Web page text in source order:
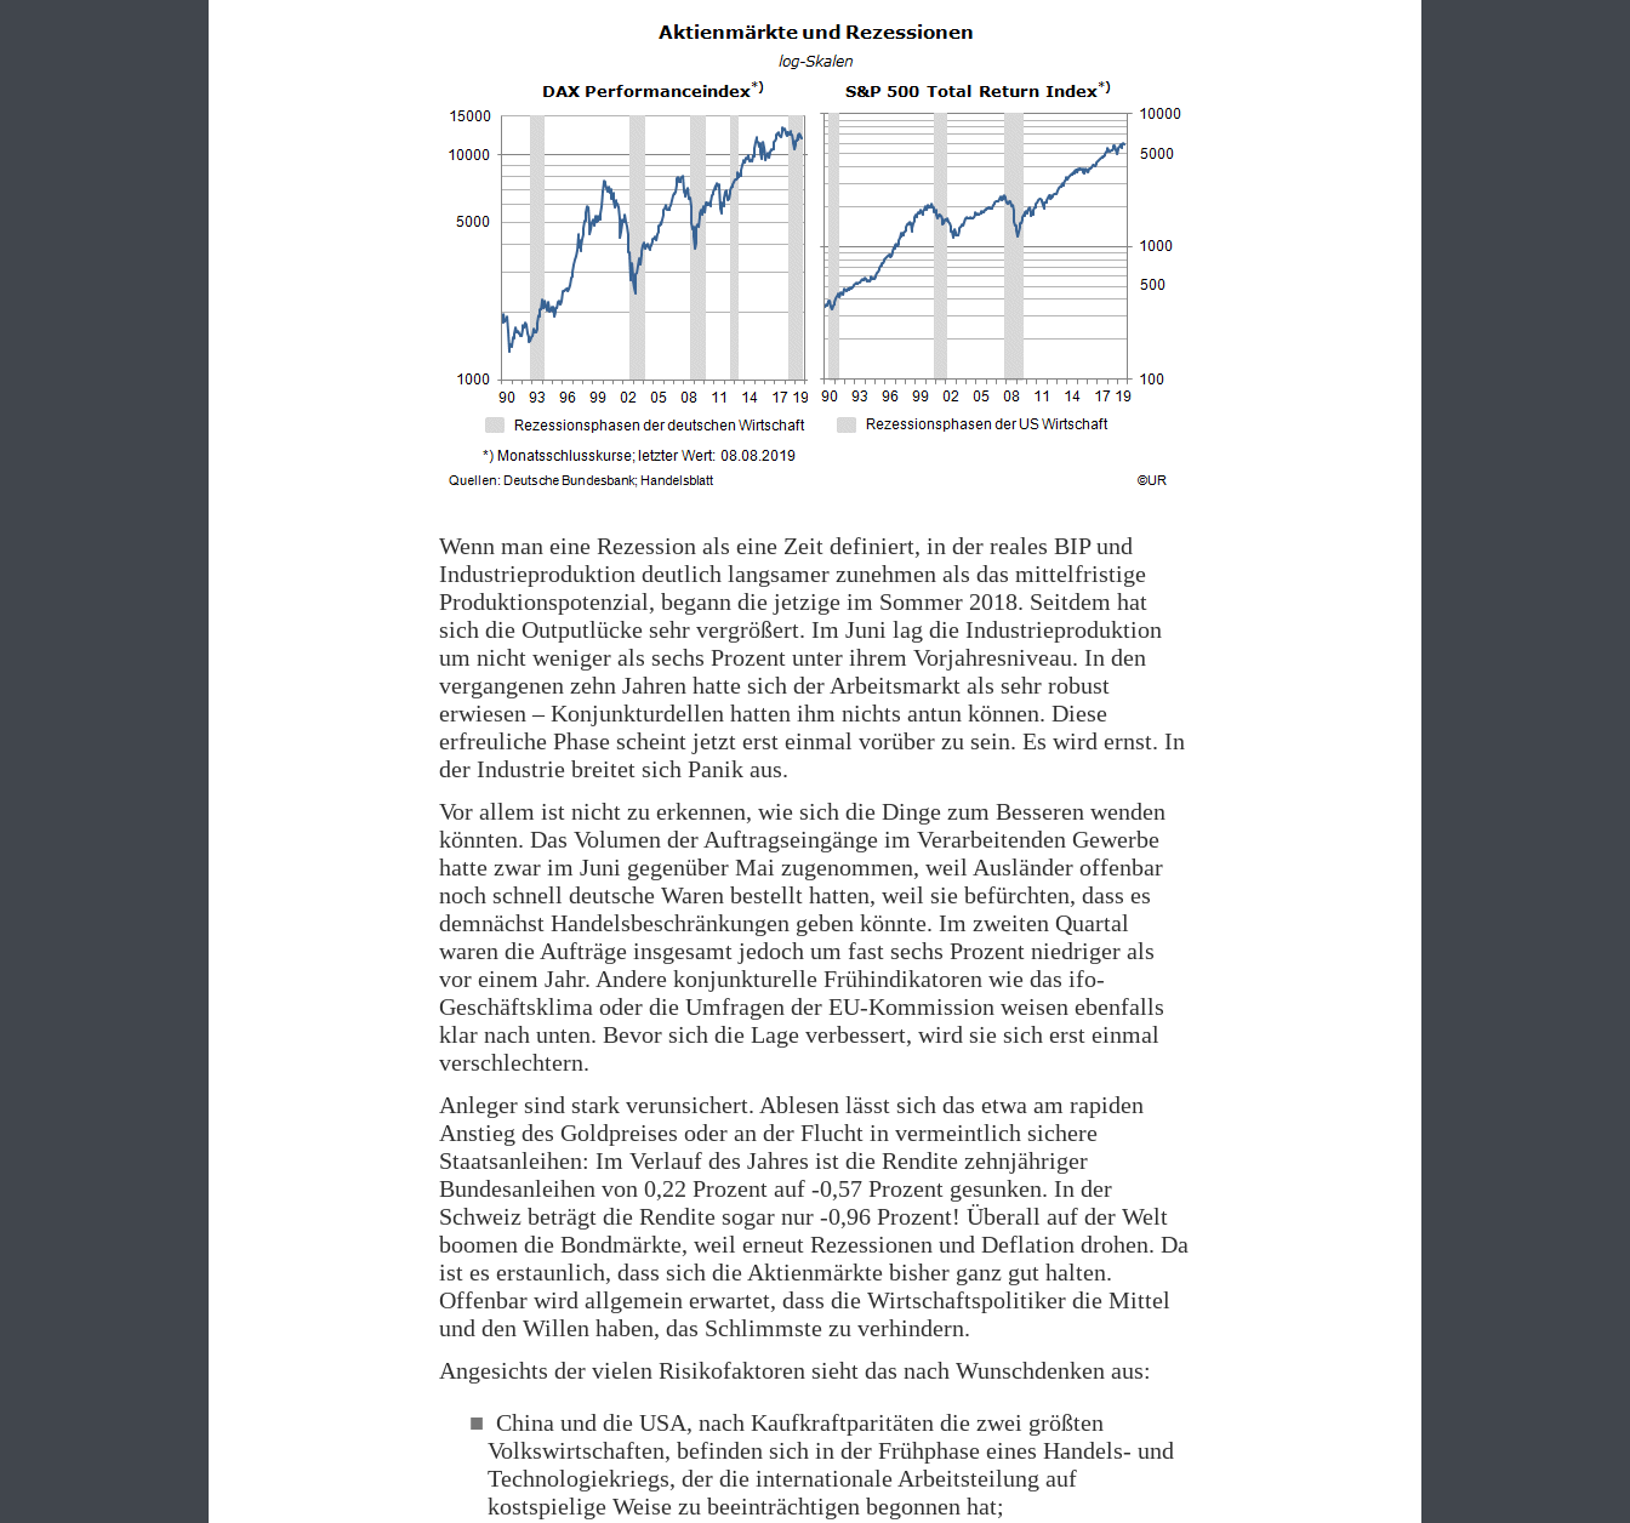
Wenn man eine Rezession als eine Zeit definiert, in der reales BIP und
Industrieproduktion deutlich langsamer zunehmen als das mittelfristige
Produktionspotenzial, begann die jetzige im Sommer 2018. Seitdem hat
sich die Outputlücke sehr vergrößert. Im Juni lag die Industrieproduktion
um nicht weniger als sechs Prozent unter ihrem Vorjahresniveau. In den
vergangenen zehn Jahren hatte sich der Arbeitsmarkt als sehr robust
erwiesen – Konjunkturdellen hatten ihm nichts antun können. Diese
erfreuliche Phase scheint jetzt erst einmal vorüber zu sein. Es wird ernst. In
der Industrie breitet sich Panik aus.
Vor allem ist nicht zu erkennen, wie sich die Dinge zum Besseren wenden
könnten. Das Volumen der Auftragseingänge im Verarbeitenden Gewerbe
hatte zwar im Juni gegenüber Mai zugenommen, weil Ausländer offenbar
noch schnell deutsche Waren bestellt hatten, weil sie befürchten, dass es
demnächst Handelsbeschränkungen geben könnte. Im zweiten Quartal
waren die Aufträge insgesamt jedoch um fast sechs Prozent niedriger als
vor einem Jahr. Andere konjunkturelle Frühindikatoren wie das ifo-
Geschäftsklima oder die Umfragen der EU-Kommission weisen ebenfalls
klar nach unten. Bevor sich die Lage verbessert, wird sie sich erst einmal
verschlechtern.
Anleger sind stark verunsichert. Ablesen lässt sich das etwa am rapiden
Anstieg des Goldpreises oder an der Flucht in vermeintlich sichere
Staatsanleihen: Im Verlauf des Jahres ist die Rendite zehnjähriger
Bundesanleihen von 0,22 Prozent auf -0,57 Prozent gesunken. In der
Schweiz beträgt die Rendite sogar nur -0,96 Prozent! Überall auf der Welt
boomen die Bondmärkte, weil erneut Rezessionen und Deflation drohen. Da
ist es erstaunlich, dass sich die Aktienmärkte bisher ganz gut halten.
Offenbar wird allgemein erwartet, dass die Wirtschaftspolitiker die Mittel
und den Willen haben, das Schlimmste zu verhindern.
Angesichts der vielen Risikofaktoren sieht das nach Wunschdenken aus:
China und die USA, nach Kaufkraftparitäten die zwei größten
Volkswirtschaften, befinden sich in der Frühphase eines Handels- und
Technologiekriegs, der die internationale Arbeitsteilung auf
kostspielige Weise zu beeinträchtigen begonnen hat;